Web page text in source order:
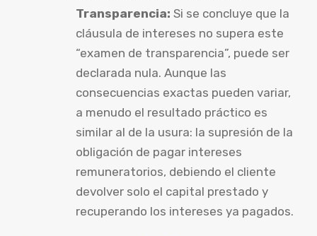
Transparencia: Si se concluye que la
cláusula de intereses no supera este
“examen de transparencia”, puede ser
declarada nula. Aunque las
consecuencias exactas pueden variar,
a menudo el resultado práctico es
similar al de la usura: la supresión de la
obligación de pagar intereses
remuneratorios, debiendo el cliente
devolver solo el capital prestado y
recuperando los intereses ya pagados.